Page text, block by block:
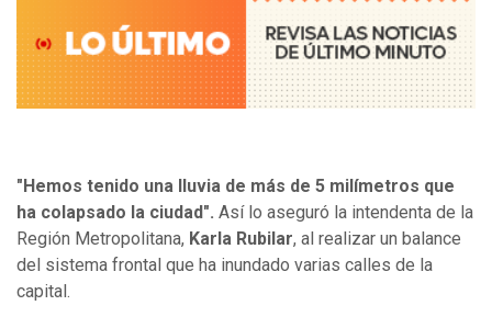
"Hemos tenido una lluvia de más de 5 milímetros que
ha colapsado la ciudad". Así lo aseguró la intendenta de la
Región Metropolitana, Karla Rubilar, al realizar un balance
del sistema frontal que ha inundado varias calles de la
capital.